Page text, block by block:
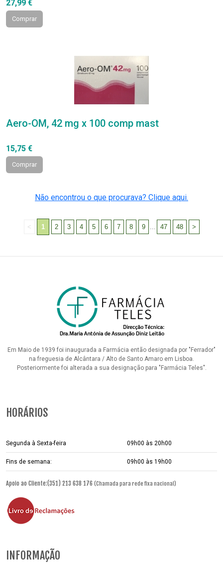
27,99 €
Comprar
Aero-OM, 42 mg x 100 comp mast
15,75 €
Comprar
Não encontrou o que procurava? Clique aqui.
< 1 2 3 4 5 6 7 8 9 ... 47 48 >
Em Maio de 1939 foi inaugurada a Farmácia então designada por "Ferrador"
na freguesia de Alcântara / Alto de Santo Amaro em Lisboa.
Posteriormente foi alterada a sua designação para "Farmácia Teles".
HORÁRIOS
Segunda à Sexta-feira 09h00 às 20h00
Fins de semana: 09h00 às 19h00
Apoio ao Cliente:(351) 213 638 176 (Chamada para rede fixa nacional)
INFORMAÇÃO